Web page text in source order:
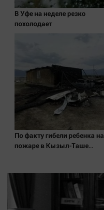
В Уфе на неделе резко
похолодает
По факту гибели ребенка на
пожаре в Кызыл-Таше